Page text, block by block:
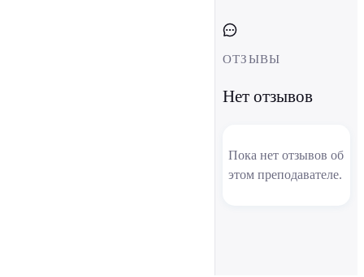
ОТЗЫВЫ
Нет отзывов
Пока нет отзывов об
этом преподавателе.